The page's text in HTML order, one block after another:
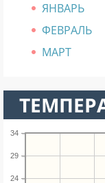
ЯНВАРЬ
ФЕВРАЛЬ
МАРТ
24
29
34